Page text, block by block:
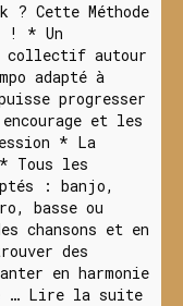
? Cette Méthode
! * Un
collectif autour
adapté à
progresser
et les
* La
Tous les
: banjo,
basse ou
chansons et en
des
en harmonie
… Lire la suite